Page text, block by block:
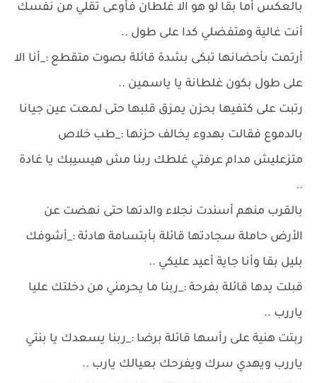
بالعكس أما بقا لو هو الا غلطان فأوعى تقلي من نفسك
أنت غالية وهتفضلي كدا على طول ..
أرتمت بأحضانها تبكى بشدة قائلة بصوت متقطع :_أنا الا
على طول بكون غلطانة يا ياسمين ..
رتبت على كتفيها بحزن يمزق قلبها حتى لمعت عين جيانا
بالدموع فقالت بهدوء يخالف حزنها :_طب خلاص
متزعليش مدام عرفتي غلطك ربنا مش هيسيبك يا غادة
..
بالقرب منهم أسندت نجلاء والدتها حتى نهضت عن
الأرض حاملة سجادتها قائلة بأبتسامة هادئة :_أشوفك
بليل بقا وأنا جاية أعيد عليكي ..
قبلت يدها قائلة بفرحة :_ربنا ما يحرمني من دخلتك عليا
ياررب ..
ربتت هنية على رأسها قائلة برضا :_ربنا يسعدك يا بنتي
ياررب ويهدي سرك ويفرحك بعيالك يارب ..